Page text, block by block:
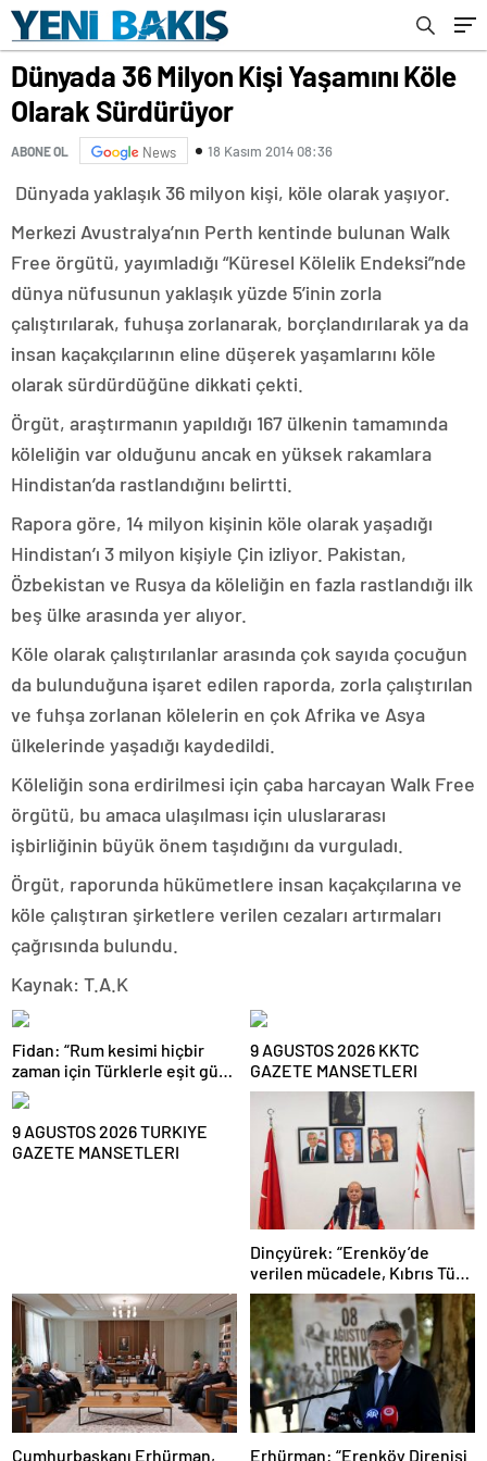
Dünyada 36 Milyon Kişi Yaşamını Köle
Olarak Sürdürüyor
ABONE OL News 18 Kasım 2014 08:36
Dünyada yaklaşık 36 milyon kişi, köle olarak yaşıyor.
Merkezi Avustralya’nın Perth kentinde bulunan Walk
Free örgütü, yayımladığı “Küresel Kölelik Endeksi”nde
dünya nüfusunun yaklaşık yüzde 5’inin zorla
çalıştırılarak, fuhuşa zorlanarak, borçlandırılarak ya da
insan kaçakçılarının eline düşerek yaşamlarını köle
olarak sürdürdüğüne dikkati çekti.
Örgüt, araştırmanın yapıldığı 167 ülkenin tamamında
köleliğin var olduğunu ancak en yüksek rakamlara
Hindistan’da rastlandığını belirtti.
Rapora göre, 14 milyon kişinin köle olarak yaşadığı
Hindistan’ı 3 milyon kişiyle Çin izliyor. Pakistan,
Özbekistan ve Rusya da köleliğin en fazla rastlandığı ilk
beş ülke arasında yer alıyor.
Köle olarak çalıştırılanlar arasında çok sayıda çocuğun
da bulunduğuna işaret edilen raporda, zorla çalıştırılan
ve fuhşa zorlanan kölelerin en çok Afrika ve Asya
ülkelerinde yaşadığı kaydedildi.
Köleliğin sona erdirilmesi için çaba harcayan Walk Free
örgütü, bu amaca ulaşılması için uluslararası
işbirliğinin büyük önem taşıdığını da vurguladı.
Örgüt, raporunda hükümetlere insan kaçakçılarına ve
köle çalıştıran şirketlere verilen cezaları artırmaları
çağrısında bulundu.
Kaynak: T.A.K
Fidan: “Rum kesimi hiçbir
zaman için Türklerle eşit güç
paylaşımına, devlet
paylaşımına gitmeyecek. Bu
iki iki daha dört kesinliğinde
bir konu”
9 AGUSTOS 2026 KKTC
GAZETE MANSETLERI
9 AGUSTOS 2026 TURKIYE
GAZETE MANSETLERI
Dinçyürek: “Erenköy’de
verilen mücadele, Kıbrıs Türk
halkının vatanına sahip çıkma
iradesinin en güçlü
göstergelerinden biri”
Cumhurbaşkanı Erhürman, Erhürman: “Erenköy Direnişi